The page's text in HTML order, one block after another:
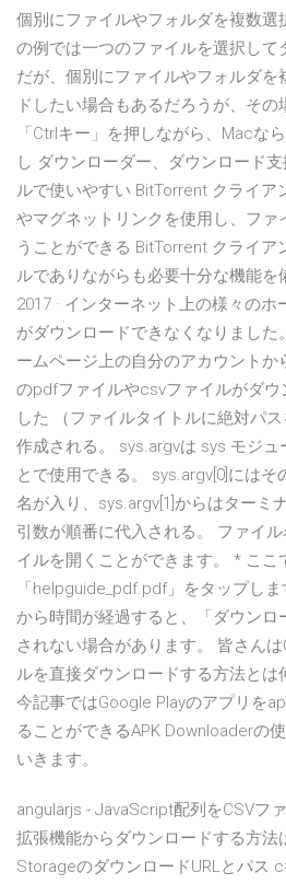
個別にファイルやフォルダを複数選
の例では一つのファイルを選択して
だが、個別にファイルやフォルダを
ドしたい場合もあるだろうが、そ
「Ctrlキー」を押しながら、Macな
し ダウンローダー、ダウンロード
ルで使いやすい BitTorrent クライア
やマグネットリンクを使用し、ファ
うことができる BitTorrent クライア
ルでありながらも必要十分な機能を
2017 · インターネット上の様々の
がダウンロードできなくなりました
ームページ上の自分のアカウント
のpdfファイルやcsvファイルがダウ
した （ファイルタイトルに絶対パ
作成される。 sys.argvは sys モジュ
とで使用できる。 sys.argv[0]には
名が入り、sys.argv[1]からはターミ
引数が順番に代入される。 ファイ
イルを開くことができます。 * ここ
「helpguide_pdf.pdf」をタップし
から時間が経過すると、「ダウン
されない場合があります。 皆さん
ルを直接ダウンロードする方法とは
今記事ではGoogle Playのアプリを
ることができるAPK Downloaderの
いきます。
angularjs - JavaScript配列をCSVフ
拡張機能からダウンロードする方法
StorageのダウンロードURLとパス